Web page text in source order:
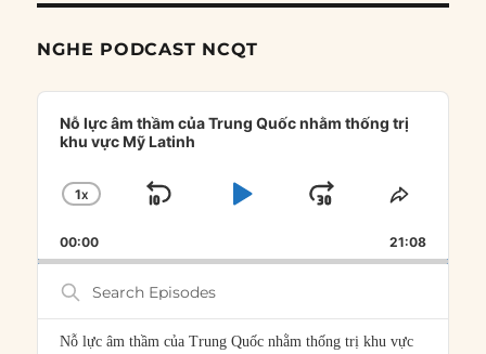
NGHE PODCAST NCQT
Audio
Player
Nỗ lực âm thầm của Trung Quốc nhằm thống trị
khu vực Mỹ Latinh
CHANGE
RATE
1X
SKIP
PLAYJUMP
FORWARD
SHARE
00:00 21:08
Search
Episodes
Nỗ lực âm thầm của Trung Quốc nhằm thống trị khu vực